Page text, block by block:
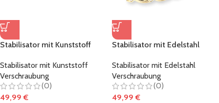
Stabilisator mit Kunststoff
Stabilisator mit Kunststoff
Verschraubung
(0)
49,99€
Stabilisator mit Edelstahl
Stabilisator mit Edelstahl
Verschraubung
(0)
49,99€